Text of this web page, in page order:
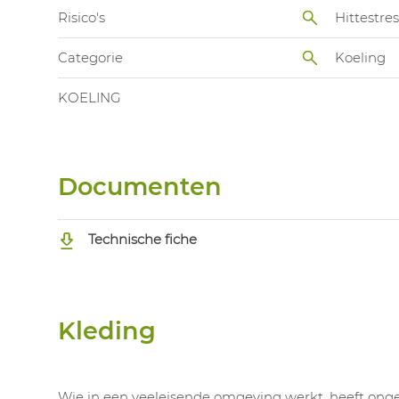
Risico's
Categorie Koeling
KOELING
Documenten
Technische fiche
Kleding